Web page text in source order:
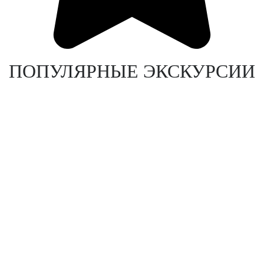
ПОПУЛЯРНЫЕ ЭКСКУРСИИ